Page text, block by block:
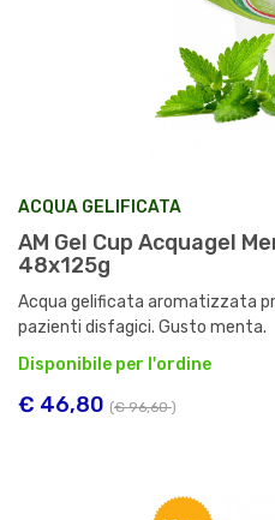
ACQUA GELIFICATA
AM Gel Cup Acquagel
48x125g
Acqua gelificata aromatizzata
pazienti disfagici. Gusto menta.
Disponibile per l'ordine
€ 46,80 (€ 96,60)